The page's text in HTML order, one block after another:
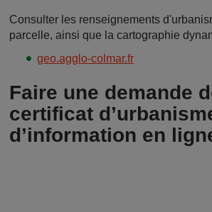
Consulter les renseignements
parcelle, ainsi que la cartographie
geo.agglo-colmar.fr
Faire une demande
certificat
d’information en